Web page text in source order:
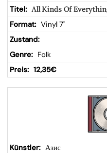
All Kinds Of
Vinyl 7"
Folk
12,35€
Азис